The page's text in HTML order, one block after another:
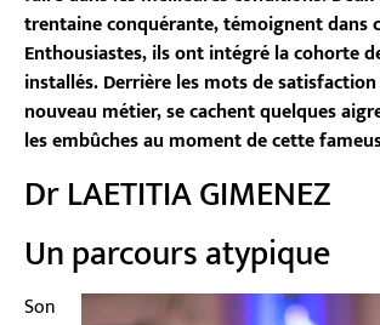
trentaine conquérante, témoignent dans
Enthousiastes, ils ont intégré la cohorte
installés. Derrière les mots de satisfaction
nouveau métier, se cachent quelques
les embûches au moment de cette
Dr LAETITIA GIMENEZ
Un parcours atypique
Son